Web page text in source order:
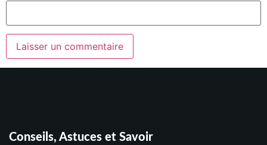
Conseils, Astuces et Savoir